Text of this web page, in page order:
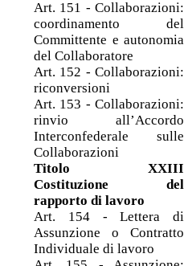
Art. 151 - Collaborazioni:
coordinamento del
Committente e autonomia
del Collaboratore
Art. 152 - Collaborazioni:
riconversioni
Art. 153 - Collaborazioni:
rinvio all’Accordo
Interconfederale sulle
Collaborazioni
Titolo XXIII
Costituzione del
rapporto di lavoro
Art. 154 - Lettera di
Assunzione o Contratto
Individuale di lavoro